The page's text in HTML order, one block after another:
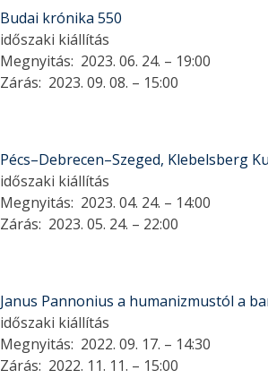
Budai krónika 550
időszaki kiállítás
Megnyitás: 2023. 06. 24. – 19:00
Zárás: 2023. 09. 08. – 15:00
Pécs–Debrecen–Szeged, Klebelsberg
időszaki kiállítás
Megnyitás: 2023. 04. 24. – 14:00
Zárás: 2023. 05. 24. – 22:00
Janus Pannonius a humanizmustól a
időszaki kiállítás
Megnyitás: 2022. 09. 17. – 14:30
Zárás: 2022. 11. 11. – 15:00